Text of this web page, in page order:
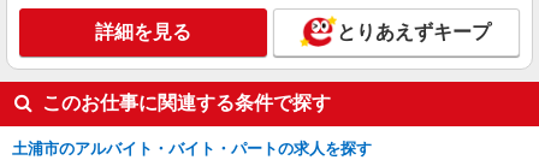
キープ 詳細を見る
派遣社員
株式会社テクノ・サービス/お仕事No/0918727
検査・機械セット作業
時給1350円交通費全額支給
詳細を見る とりあえずキープ
このお仕事に関連する条件で探す
土浦市のアルバイト・バイト・パートの求人を探す